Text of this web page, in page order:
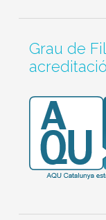
Grau de